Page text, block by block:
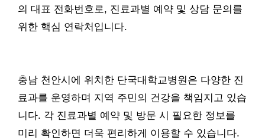
의 대표 전화번호로, 진료과별 예약 및 상담 문의를
위한 핵심 연락처입니다.
충남 천안시에 위치한 단국대학교병원은 다양한 진
료과를 운영하며 지역 주민의 건강을 책임지고 있습
니다. 각 진료과별 예약 및 방문 시 필요한 정보를
미리 확인하면 더욱 편리하게 이용할 수 있습니다.